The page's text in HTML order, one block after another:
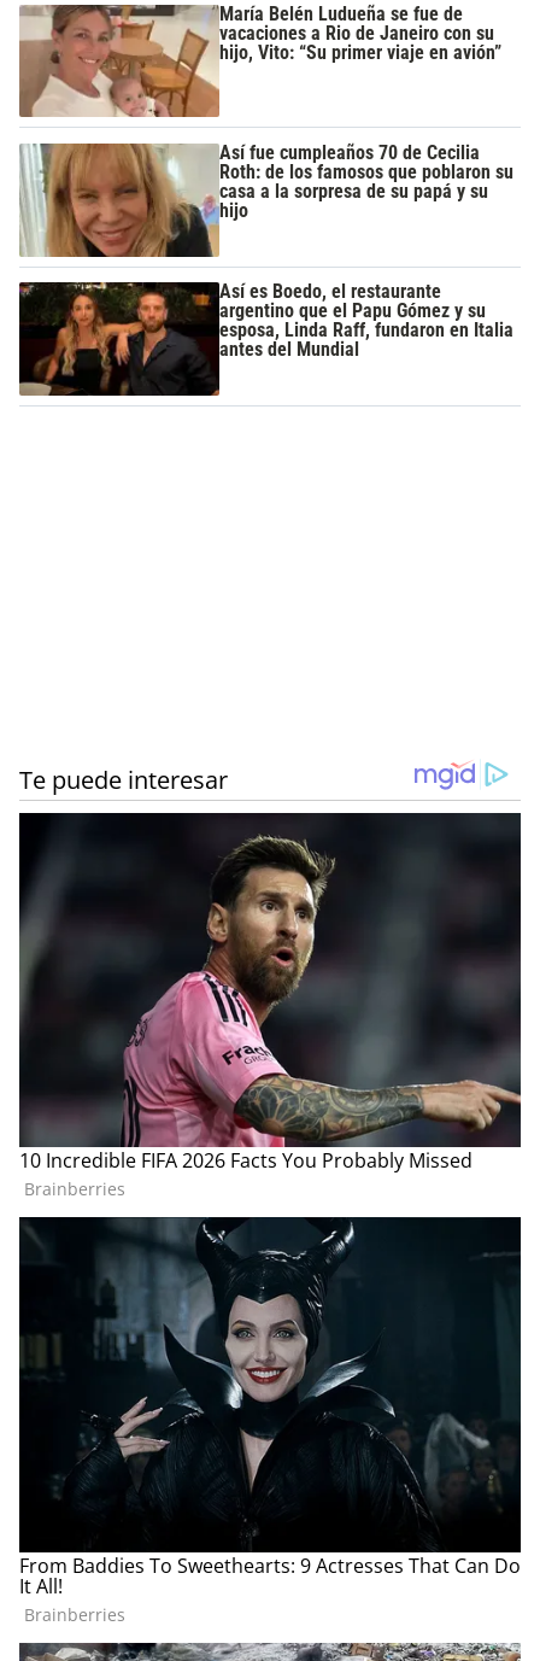
María Belén Ludueña se fue de
vacaciones a Rio de Janeiro con su
hijo, Vito: “Su primer viaje en avión”
Así fue cumpleaños 70 de Cecilia
Roth: de los famosos que poblaron su
casa a la sorpresa de su papá y su
hijo
Así es Boedo, el restaurante
argentino que el Papu Gómez y su
esposa, Linda Raff, fundaron en Italia
antes del Mundial